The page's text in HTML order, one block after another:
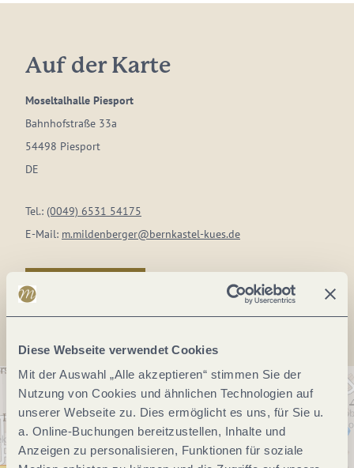
Diese Webseite verwendet Cookies
Mit der Auswahl „Alle akzeptieren“ stimmen Sie der
Nutzung von Cookies und ähnlichen Technologien auf
unserer Webseite zu. Dies ermöglicht es uns, für Sie u.
a. Online-Buchungen bereitzustellen, Inhalte und
Anzeigen zu personalisieren, Funktionen für soziale
Auf der Karte
Moseltalhalle Piesport
Bahnhofstraße 33a
54498 Piesport
DE
Tel.: (0049) 6531 54175
E-Mail: m.mildenberger@bernkastel-kues.de